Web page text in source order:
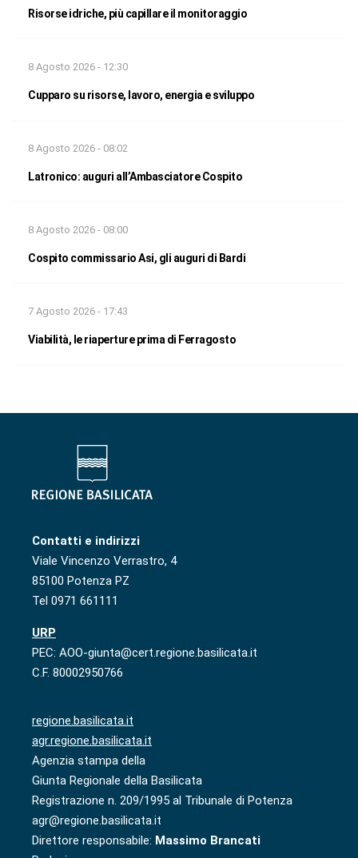
Risorse idriche, più capillare il monitoraggio
8 Agosto 2026 - 12:30
Cupparo su risorse, lavoro, energia e sviluppo
8 Agosto 2026 - 08:02
Latronico: auguri all’Ambasciatore Cospito
8 Agosto 2026 - 08:00
Cospito commissario Asi, gli auguri di Bardi
7 Agosto 2026 - 17:43
Viabilità, le riaperture prima di Ferragosto
Contatti e indirizzi
Viale Vincenzo Verrastro, 4
85100 Potenza PZ
Tel 0971 661111
URP
PEC: AOO-giunta@cert.regione.basilicata.it
C.F. 80002950766
regione.basilicata.it
agr.regione.basilicata.it
Agenzia stampa della
Giunta Regionale della Basilicata
Registrazione n. 209/1995 al Tribunale di Potenza
agr@regione.basilicata.it
Direttore responsabile: Massimo Brancati